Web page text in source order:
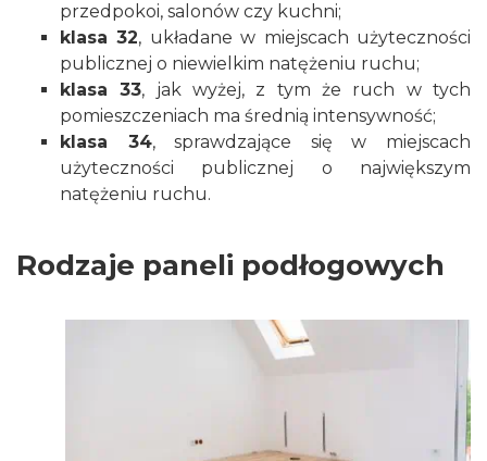
przedpokoi, salonów czy kuchni;
klasa 32, układane w miejscach użyteczności
publicznej o niewielkim natężeniu ruchu;
klasa 33, jak wyżej, z tym że ruch w tych
pomieszczeniach ma średnią intensywność;
klasa 34, sprawdzające się w miejscach
użyteczności publicznej o największym
natężeniu ruchu.
Rodzaje paneli podłogowych